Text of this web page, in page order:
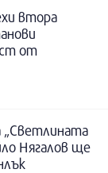
втора
от
Нягалов ще